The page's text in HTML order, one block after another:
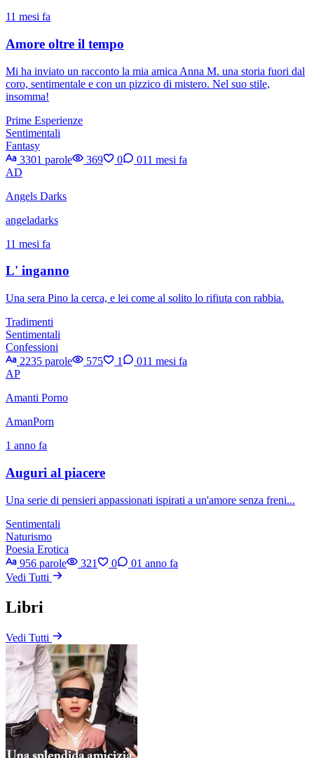
11 mesi fa
Amore oltre il tempo
Mi ha inviato un racconto la mia amica Anna M. una storia fuori dal
coro, sentimentale e con un pizzico di mistero. Nel suo stile,
insomma!
Prime Esperienze
Sentimentali
Fantasy
3301 parole
369 0 011 mesi fa
AD
Angels Darks
angeladarks
11 mesi fa
L' inganno
Una sera Pino la cerca, e lei come al solito lo rifiuta con rabbia.
Tradimenti
Sentimentali
Confessioni
2235 parole
575 1 011 mesi fa
AP
Amanti Porno
AmanPorn
1 anno fa
Auguri al piacere
Una serie di pensieri appassionati ispirati a un'amore senza freni...
Sentimentali
Naturismo
Poesia Erotica
956 parole
321 0 01 anno fa
Vedi Tutti
Libri
Vedi Tutti